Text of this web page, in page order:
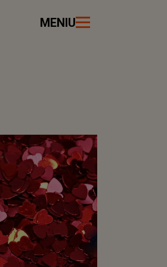
MENIU